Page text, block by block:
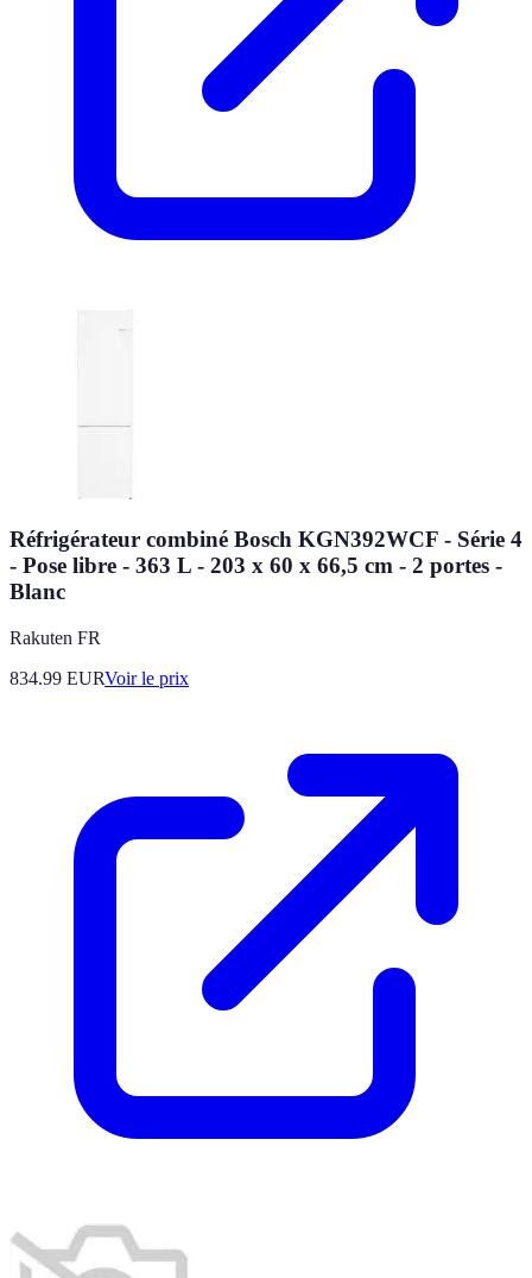
Réfrigérateur combiné Bosch KGN392WCF - Série 4
- Pose libre - 363 L - 203 x 60 x 66,5 cm - 2 portes -
Blanc
Rakuten FR
834.99 EURVoir le prix